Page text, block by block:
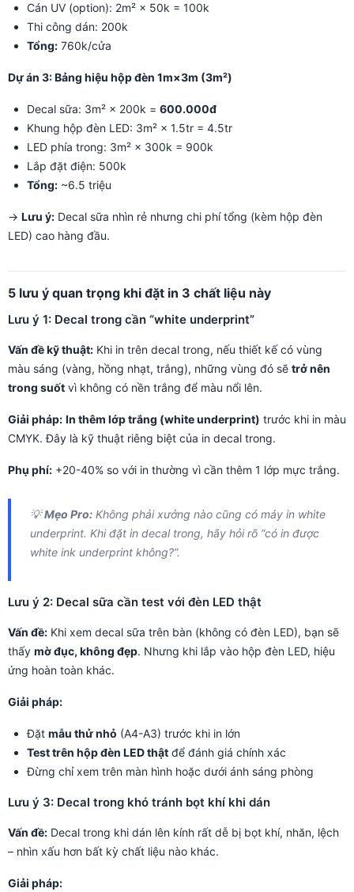
Cán UV (option): 2m² × 50k = 100k
Thi công dán: 200k
Tổng: 760k/cửa
Dự án 3: Bảng hiệu hộp đèn 1m×3m (3m²)
Decal sữa: 3m² × 200k = 600.000đ
Khung hộp đèn LED: 3m² × 1.5tr = 4.5tr
LED phía trong: 3m² × 300k = 900k
Lắp đặt điện: 500k
Tổng: ~6.5 triệu
→ Lưu ý: Decal sữa nhìn rẻ nhưng chi phí tổng (kèm hộp đèn
LED) cao hàng đầu.
5 lưu ý quan trọng khi đặt in 3 chất liệu này
Lưu ý 1: Decal trong cần “white underprint”
Vấn đề kỹ thuật: Khi in trên decal trong, nếu thiết kế có vùng
màu sáng (vàng, hồng nhạt, trắng), những vùng đó sẽ trở nên
trong suốt vì không có nền trắng để màu nổi lên.
Giải pháp: In thêm lớp trắng (white underprint) trước khi in màu
CMYK. Đây là kỹ thuật riêng biệt của in decal trong.
Phụ phí: +20-40% so với in thường vì cần thêm 1 lớp mực trắng.
💡Mẹo Pro: Không phải xưởng nào cũng có máy in white
underprint. Khi đặt in decal trong, hãy hỏi rõ “có in được
white ink underprint không?”.
Lưu ý 2: Decal sữa cần test với đèn LED thật
Vấn đề: Khi xem decal sữa trên bàn (không có đèn LED), bạn sẽ
thấy mờ đục, không đẹp. Nhưng khi lắp vào hộp đèn LED, hiệu
ứng hoàn toàn khác.
Giải pháp:
Đặt mẫu thử nhỏ (A4-A3) trước khi in lớn
Test trên hộp đèn LED thật để đánh giá chính xác
Đừng chỉ xem trên màn hình hoặc dưới ánh sáng phòng
Lưu ý 3: Decal trong khó tránh bọt khí khi dán
Vấn đề: Decal trong khi dán lên kính rất dễ bị bọt khí, nhăn, lệch
– nhìn xấu hơn bất kỳ chất liệu nào khác.
Giải pháp: